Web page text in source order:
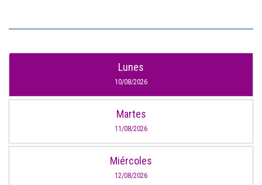
Lunes
10/08/2026
Martes
11/08/2026
Miércoles
12/08/2026